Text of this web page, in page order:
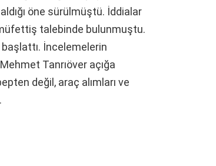
öne sürülmüştü. İddialar
talebinde bulunmuştu.
İncelemelerin
Tanrıöver açığa
değil, araç alımları ve